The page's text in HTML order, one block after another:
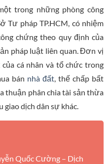
trong những phòng công
Tư pháp TP.HCM, có nhiệm
chứng theo quy định của
pháp luật liên quan. Đơn vị
cá nhân và tổ chức trong
bán nhà đất, thế chấp bất
thuận phân chia tài sản thừa
giao dịch dân sự khác.
Quốc Cường – Dịch